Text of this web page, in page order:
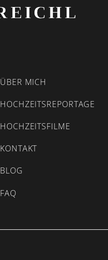
ÜBER MICH
HOCHZEITSREPORTAGE
HOCHZEITSFILME
KONTAKT
BLOG
FAQ